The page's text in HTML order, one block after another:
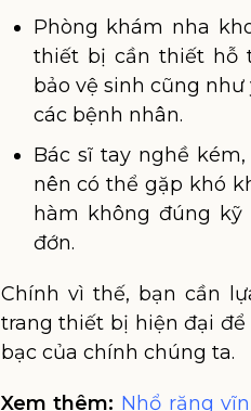
Phòng khám nha
thiết bị cần thiết hỗ
bảo vệ sinh cũng
các bệnh nhân.
Bác sĩ tay nghề
nên có thể gặp khó
hàm không đúng
đớn.
Chính vì thế, bạn cần
trang thiết bị hiện đại
bạc của chính chúng ta.
Xem thêm: Nhổ răng